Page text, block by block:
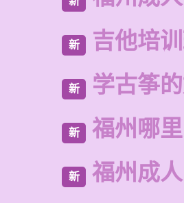
新 吉他培
新 学古筝
新 福州哪
新 福州成